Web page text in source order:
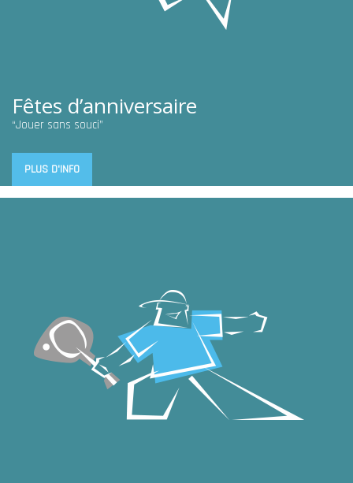
Fêtes d’anniversaire
“Jouer sans souci”
PLUS D'INFO